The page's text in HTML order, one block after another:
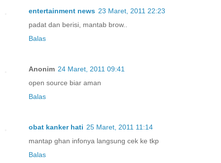
entertainment news 23 Maret, 2011 22:23
padat dan berisi, mantab brow..
Balas
Anonim 24 Maret, 2011 09:41
open source biar aman
Balas
obat kanker hati 25 Maret, 2011 11:14
mantap ghan infonya langsung cek ke tkp
Balas